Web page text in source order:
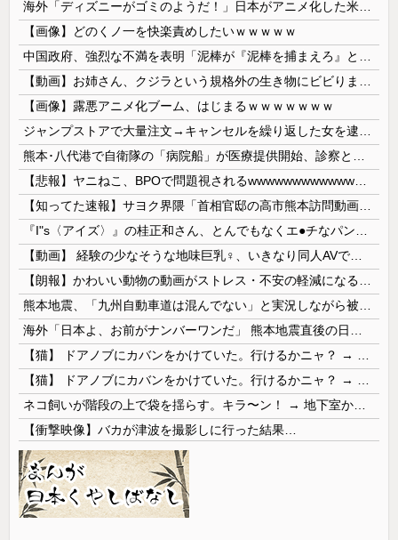
【画像】どのくノ一を快楽責めしたいｗｗｗｗｗ
【画像】露悪アニメ化ブーム、はじまるｗｗｗｗｗｗｗ
【衝撃映像】バカが津波を撮影しに行った結果…